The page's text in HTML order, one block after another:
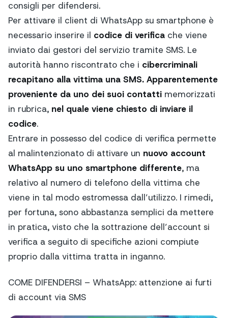
consigli per difendersi.
Per attivare il client di WhatsApp su smartphone è
necessario inserire il codice di verifica che viene
inviato dai gestori del servizio tramite SMS. Le
autorità hanno riscontrato che i cibercriminali
recapitano alla vittima una SMS. Apparentemente
proveniente da uno dei suoi contatti memorizzati
in rubrica, nel quale viene chiesto di inviare il
codice.
Entrare in possesso del codice di verifica permette
al malintenzionato di attivare un nuovo account
WhatsApp su uno smartphone differente, ma
relativo al numero di telefono della vittima che
viene in tal modo estromessa dall’utilizzo. I rimedi,
per fortuna, sono abbastanza semplici da mettere
in pratica, visto che la sottrazione dell’account si
verifica a seguito di specifiche azioni compiute
proprio dalla vittima tratta in inganno.
COME DIFENDERSI – WhatsApp: attenzione ai furti
di account via SMS